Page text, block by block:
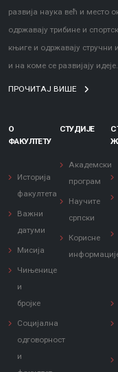
развија наука већ и место
одржавају трибине и
књиге и одржавају
и на коме се развијају идеје.
ПРОЧИТАЈ ВИШЕ
О
ФАКУЛТЕТУ
Историја
факултета
Важни
датуми
Мисија
Чињенице
и
бројке
Социјална
одговорност
и
СТУДИЈЕ
Академски
програм
Научите
српски
Корисне